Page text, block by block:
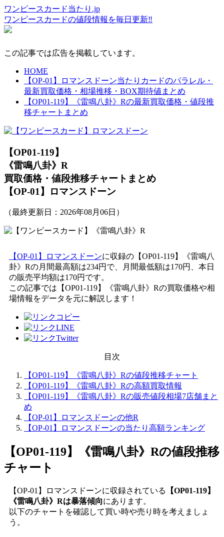
ワンピースカード当たり.jp
ワンピースカードの値段情報を毎日更新‼
この記事では広告を掲載しています。
HOME
【OP-01】ロマンスドーン当たりカードのパラレル・
最新買取価格・相場推移・BOX期待値まとめ
【OP01-119】《雷鳴八卦》Rの最新買取価格・値段推
移チャートまとめ
【OP01-119】
《雷鳴八卦》R
買取価格・値段推移チャートまとめ
【OP-01】ロマンスドーン
（最終更新日： 2026年08月06日 ）
【OP-01】ロマンスドーンに収録の【OP01-119】《雷鳴八
卦》Rの月間最高額は234円で、月間最低額は170円、本日
の販売平均額は170円です。
この記事では【OP01-119】《雷鳴八卦》Rの買取価格や相
場情報をデータを元に解説します！
目次
【OP01-119】《雷鳴八卦》Rの値段推移チャート
【OP01-119】《雷鳴八卦》Rの高額買取情報
【OP01-119】《雷鳴八卦》Rの販売値段相場7店舗まと
め
【OP-01】ロマンスドーンの他R
【OP-01】ロマンスドーンの当たり高額ランキング
【OP01-119】《雷鳴八卦》Rの値段推移
チャート
【OP-01】ロマンスドーンに収録されている
【OP01-119】
《雷鳴八卦》Rは暴落傾向にあります。
以下のチャートを確認して買い時や売り時を考えましょ
う。